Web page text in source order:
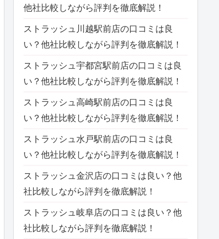
他社比較しながら評判を徹底解説！
ストラッシュ川越駅前店の口コミは良
い？他社比較しながら評判を徹底解説！
ストラッシュ宇都宮駅前店の口コミは良
い？他社比較しながら評判を徹底解説！
ストラッシュ高崎駅前店の口コミは良
い？他社比較しながら評判を徹底解説！
ストラッシュ水戸駅前店の口コミは良
い？他社比較しながら評判を徹底解説！
ストラッシュ金沢店の口コミは良い？他
社比較しながら評判を徹底解説！
ストラッシュ岐阜店の口コミは良い？他
社比較しながら評判を徹底解説！